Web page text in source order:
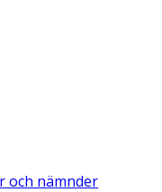
och nämnder